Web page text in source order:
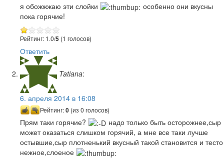
я обожжжаю эти слойки
особенно они вкусны
пока горячие!
Рейтинг: 1.0/5 (1 голосов)
Ответить
Tatiana:
6. апреля 2014 в 16:08
Рейтинг:0 (из 0 голосов)
Прям таки горячие?
надо только быть осторожнее,сыр
может оказаться слишком горячий, а мне все таки лучше
остывшие,сыр плотненький вкусный такой становится и тесто
нежное,слоеное